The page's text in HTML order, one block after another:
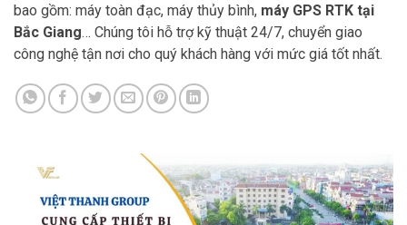
bao gồm: máy toàn đạc, máy thủy bình, máy GPS RTK tại
Bắc Giang… Chúng tôi hỗ trợ kỹ thuật 24/7, chuyển giao
công nghệ tận nơi cho quý khách hàng với mức giá tốt nhất.